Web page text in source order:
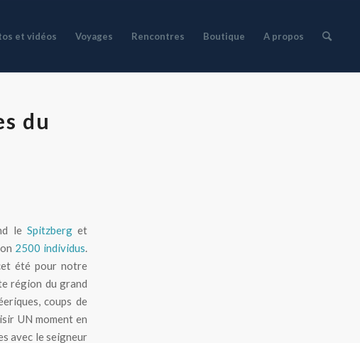
et vidéos Voyages Rencontres Boutique A propos
du
le Spitzberget
2500 individus.
été pour notre
région du grand
coups de
UN moment en
avec le seigneur